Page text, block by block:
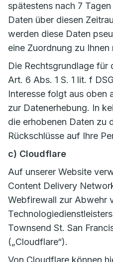
spätestens nach 7
Daten über diesen
werden diese Daten
eine Zuordnung zu
Die Rechtsgrundlage für
Art. 6 Abs. 1 S. 1 lit. f
Interesse folgt aus oben
zur Datenerhebung. In
die erhobenen Daten zu
Rückschlüsse auf Ihre
c) Cloudflare
Auf unserer Website
Content Delivery
Webfirewall zur Abwehr
Townsend St. San
(„Cloudflare“).
Von Cloudflare können